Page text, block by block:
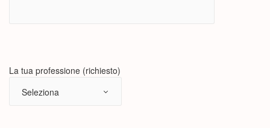
La tua professione (richiesto)